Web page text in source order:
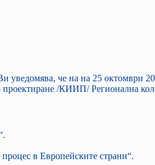
че на на 25 октомври
/КИИП/ Регионална
в Европейските страни“.